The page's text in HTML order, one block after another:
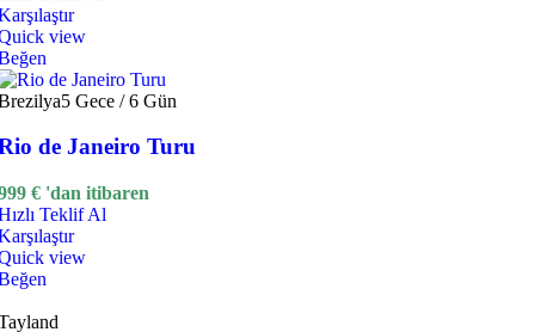
view
5 Gece / 6 Gün
de Janeiro Turu
€ 'dan itibaren
Teklif Al
view